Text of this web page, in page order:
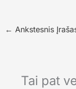
← Ankstesnis
Tai pat